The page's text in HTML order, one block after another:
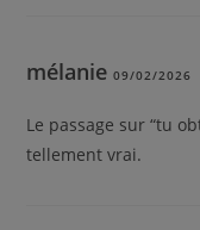
mélanie09/02/2026
Le passage sur “tu
tellement vrai.